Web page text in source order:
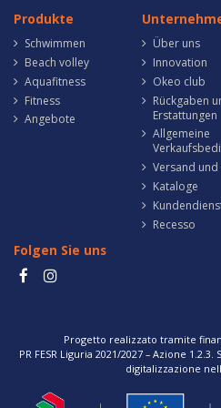
Produkte
Schwimmen
Beach volley
Aquafitness
Fitness
Angebote
Über uns
Innovation
Okeo club
Rückgaben
Erstattungen
Allgemeine
Versand
Kataloge
Recesso
Folgen Sie uns
Progetto realizzato tramite
PR FESR Liguria 2021/2027 – Azione
digitalizzazione